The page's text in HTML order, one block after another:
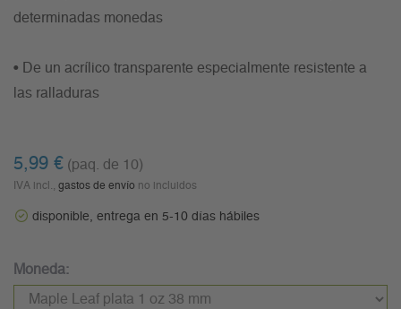
determinadas monedas
• De un acrílico transparente especialmente resistente a
las ralladuras
5,99 € (paq. de 10)
IVA incl., gastos de envío no incluidos
disponible, entrega en 5-10 días hábiles
Moneda: